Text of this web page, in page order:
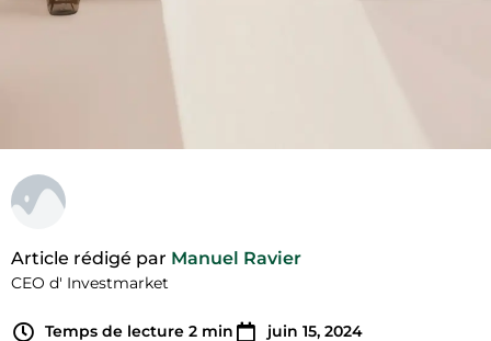
Article rédigé par Manuel Ravier
CEO d' Investmarket
Temps de lecture 2 min juin 15, 2024